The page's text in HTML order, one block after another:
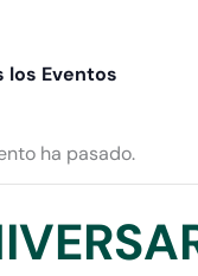
los Eventos
ha pasado.